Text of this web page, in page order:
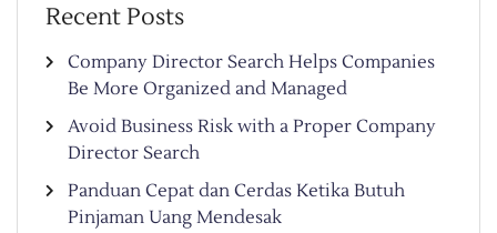
Recent Posts
Company Director Search Helps Companies
Be More Organized and Managed
Avoid Business Risk with a Proper Company
Director Search
Panduan Cepat dan Cerdas Ketika Butuh
Pinjaman Uang Mendesak